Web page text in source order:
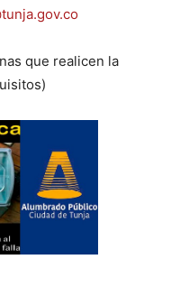
que realicen la